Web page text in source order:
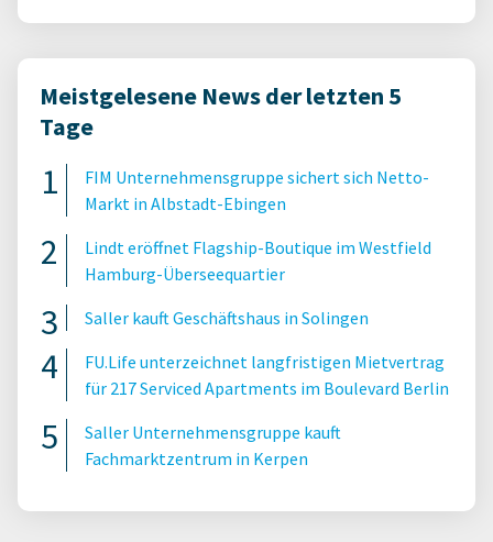
Meistgelesene News der letzten 5
Tage
FIM Unternehmensgruppe sichert sich Netto-
Markt in Albstadt-Ebingen
Lindt eröffnet Flagship-Boutique im Westfield
Hamburg-Überseequartier
Saller kauft Geschäftshaus in Solingen
FU.Life unterzeichnet langfristigen Mietvertrag
für 217 Serviced Apartments im Boulevard Berlin
Saller Unternehmensgruppe kauft
Fachmarktzentrum in Kerpen